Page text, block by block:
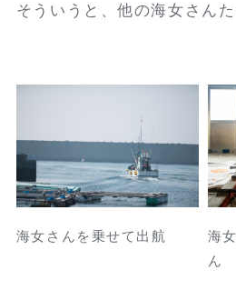
そういうと、他の海女さんた
海女さんを乗せて出航
海
ん